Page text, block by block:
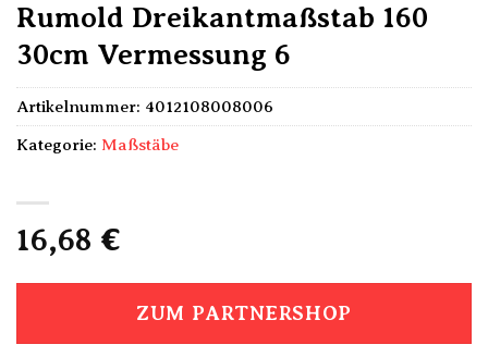
Rumold Dreikantmaßstab 160
30cm Vermessung 6
16,68 €
ZUM PARTNERSHOP
Artikelnummer: 4012108008006
Kategorie: Maßstäbe